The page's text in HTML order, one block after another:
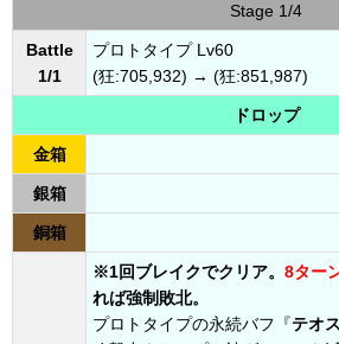
Stage 1/4
Battle
1/1
プロトタイプ Lv60
(狂:705,932) → (狂:851,987)
ドロップ
金箱
銀箱
銅箱
※1回ブレイクでクリア。 8ター
れば強制敗北。
プロトタイプの永続バフ『テオ